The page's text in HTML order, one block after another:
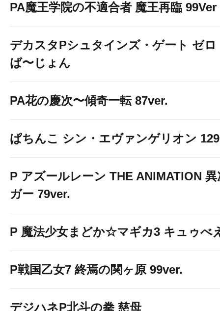
PA魔王学院の不適合者 魔王再臨 99Ver
デカスタPシュタインズ・ゲート ゼ
ば〜じょん
PA花の慶次〜傾奇一転 87ver.
ぱちんこ シン・エヴァンゲリオン
P アズールレーン THE ANIMATION
ガー 79ver.
P 魔法少女まどか☆マギカ3 キュゥべ
P戦国乙女7 終焉の関ヶ原 99ver.
デジハネP北斗の拳 慈母